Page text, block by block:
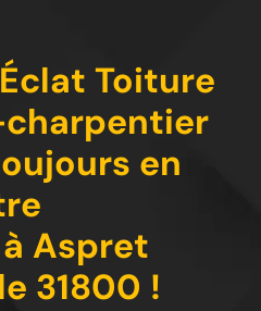
Toiture
en
Aspret
31800 !